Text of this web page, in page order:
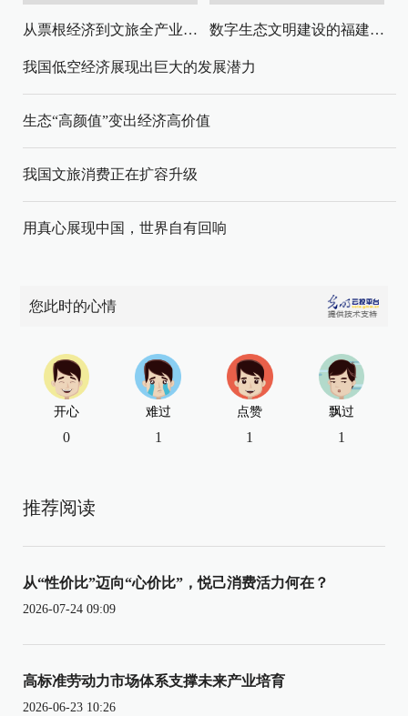
从票根经济到文旅全产业链升级 数字生态文明建设的福建路径与启示
我国低空经济展现出巨大的发展潜力
生态“高颜值”变出经济高价值
我国文旅消费正在扩容升级
用真心展现中国，世界自有回响
您此时的心情
开心
0
难过
1
点赞
1
飘过
1
推荐阅读
从“性价比”迈向“心价比”，悦己消费活力何在？
2026-07-24 09:09
高标准劳动力市场体系支撑未来产业培育
2026-06-23 10:26